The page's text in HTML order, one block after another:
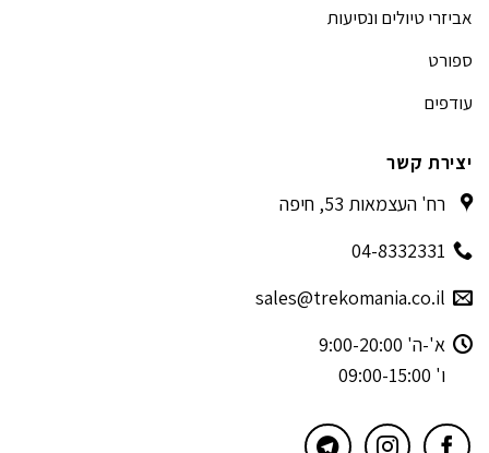
אביזרי טיולים ונסיעות
ספורט
עודפים
יצירת קשר
רח' העצמאות 53, חיפה
04-8332331
sales@trekomania.co.il
א'-ה' 9:00-20:00
ו' 09:00-15:00